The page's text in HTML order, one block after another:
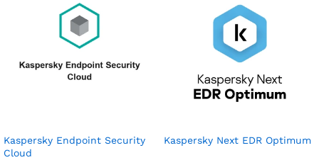
Kaspersky Endpoint Security
Cloud
Kaspersky Next EDR Optimum